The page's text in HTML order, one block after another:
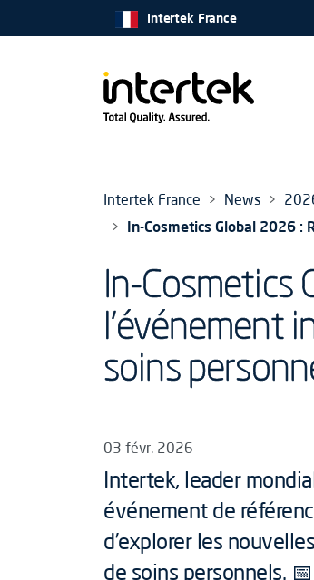
Intertek France
Intertek France News
In-Cosmetics Global 2026 :
In-Cosmetics
l’événement
soins
03 févr. 2026
Intertek, leader
événement de
d’explorer les
de soins personnels.